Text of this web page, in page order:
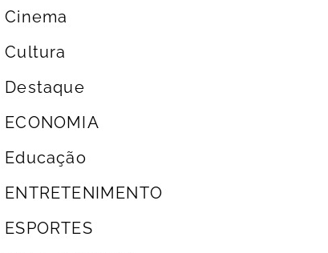
Cinema
Cultura
Destaque
ECONOMIA
Educação
ENTRETENIMENTO
ESPORTES